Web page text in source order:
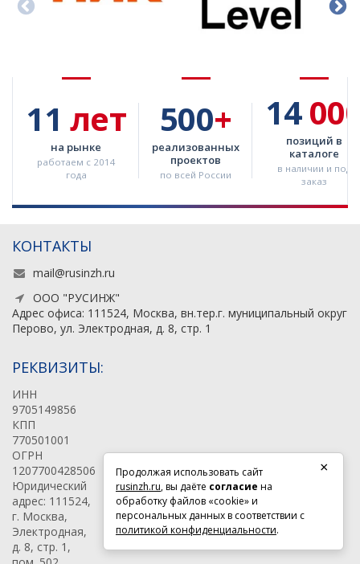
11 лет
на рынке
работаем с 2014
года
500+
реализованных
проектов
по всей России
14
позиций в
каталоге
в наличии и под
заказ
КОНТАКТЫ
mail@rusinzh.ru
ООО "РУСИНЖ"
Адрес офиса: 111524, Москва, вн.тер.г. муниципальный округ
Перово, ул. Электродная, д. 8, стр. 1
РЕКВИЗИТЫ:
ИНН
9705149856
КПП
770501001
ОГРН
1207700428506
Юридический
адрес: 111524,
г. Москва,
Электродная,
д. 8, стр. 1,
Продолжая использовать сайт
rusinzh.ru, вы даёте согласие на
обработку файлов «cookie» и
персональных данных в соответствии с
политикой конфиденциальности.
×